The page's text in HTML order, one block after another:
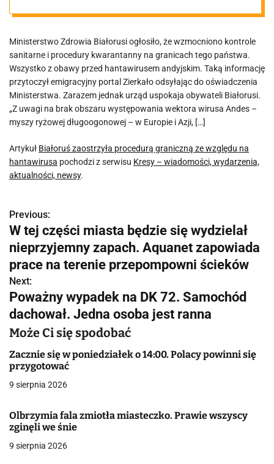
względu na
hantawirusa
Ministerstwo Zdrowia Białorusi ogłosiło, że wzmocniono kontrole
sanitarne i procedury kwarantanny na granicach tego państwa.
Wszystko z obawy przed hantawirusem andyjskim. Taką informację
przytoczył emigracyjny portal Zierkało odsyłając do oświadczenia
Ministerstwa. Zarazem jednak urząd uspokaja obywateli Białorusi.
„Z uwagi na brak obszaru występowania wektora wirusa Andes –
myszy ryżowej długoogonowej – w Europie i Azji, […]
Artykuł Białoruś zaostrzyła procedurą graniczną ze względu na
hantawirusa pochodzi z serwisu Kresy – wiadomości, wydarzenia,
aktualności, newsy.
N
a
w
i
g
a
c
j
w
p
Previous:
W tej części miasta będzie się wydzielał
nieprzyjemny zapach. Aquanet zapowiada
prace na terenie przepompowni ścieków
Next:
Poważny wypadek na DK 72. Samochód
dachował. Jedna osoba jest ranna
Może Ci się spodobać
Zacznie się w poniedziałek o 14:00. Polacy powinni się
przygotować
9 sierpnia 2026
Olbrzymia fala zmiotła miasteczko. Prawie wszyscy
zginęli we śnie
9 sierpnia 2026